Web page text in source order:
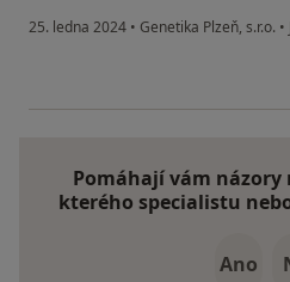
25. ledna 2024 • Genetika Plzeň, s.r.o. •
Pomáhají vám
kterého specialistu
Ano